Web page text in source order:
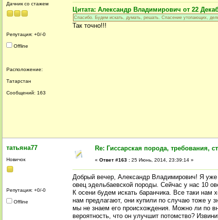
Дачник со стажем
Репутация: +0/-0
Offline
Расположение:
Татарстан
Сообщений: 163
Цитата: Александр Владимирович от 22
Спасибо. Будем искать, думать, решать. Спасение утопающих,
Так точно!!!
татьяна77
Новичок
Репутация: +0/-0
Offline
Re: Гиссарская порода, требования,
« Ответ #163 : 25 Июнь, 2014, 23:39:14 »
Добрый вечер, Александр Владимирович! Я
овец эдельбаевской породы. Сейчас у нас 10
К осени будем искать баранчика. Все таки нам
нам предлагают, они купили по случаю тоже у
мы не знаем его происхождения. Можно ли по
вероятность, что он улучшит потомство?